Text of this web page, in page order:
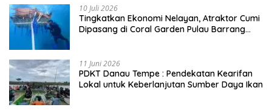
10 Juli 2026
Tingkatkan Ekonomi Nelayan, Atraktor Cumi
Dipasang di Coral Garden Pulau Barrang
11 Juni 2026
PDKT Danau Tempe : Pendekatan Kearifan
Lokal untuk Keberlanjutan Sumber Daya Ikan